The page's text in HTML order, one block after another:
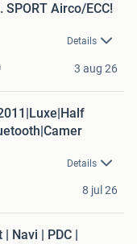
Airco/ECC!
Details
3 aug 26
Details
8 jul 26
Navi | PDC |